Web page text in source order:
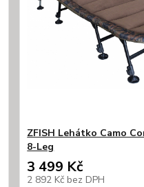
ZFISH Lehátko Camo
8-Leg
3 499 Kč
2 892 Kč bez DPH